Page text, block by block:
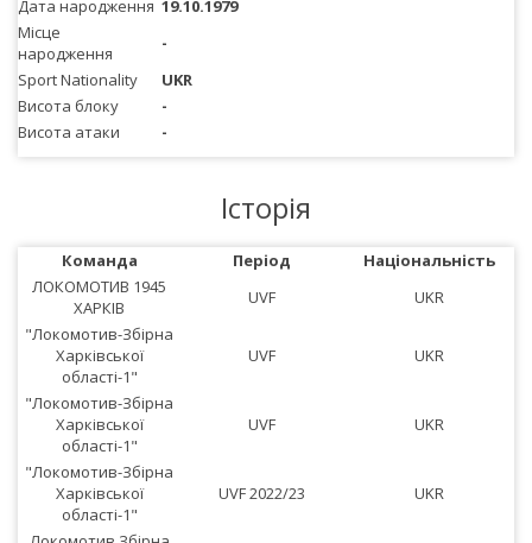
Дата народження 19.10.1979
Місце
народження
-
Sport Nationality
UKR
Висота блоку
-
Висота атаки
-
Історія
Команда Період
Національність
ЛОКОМОТИВ 1945
ХАРКІВ
UVF
UKR
"Локомотив-Збірна
Харківської
області-1"
UVF UKR
"Локомотив-Збірна
Харківської
області-1"
UVF UKR
"Локомотив-Збірна
Харківської
області-1"
UVF 2022/23 UKR